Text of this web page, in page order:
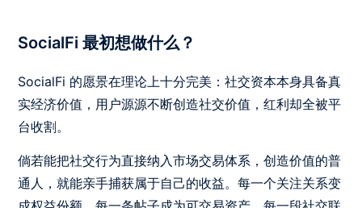
SocialFi 最初想做什么？
SocialFi 的愿景在理论上十分完美：社交资本本身具备真
实经济价值，用户源源不断创造社交价值，红利却全被平
台收割。
倘若能把社交行为直接纳入市场交易体系，创造价值的普
通人，就能亲手捕获属于自己的收益。每一个关注关系变